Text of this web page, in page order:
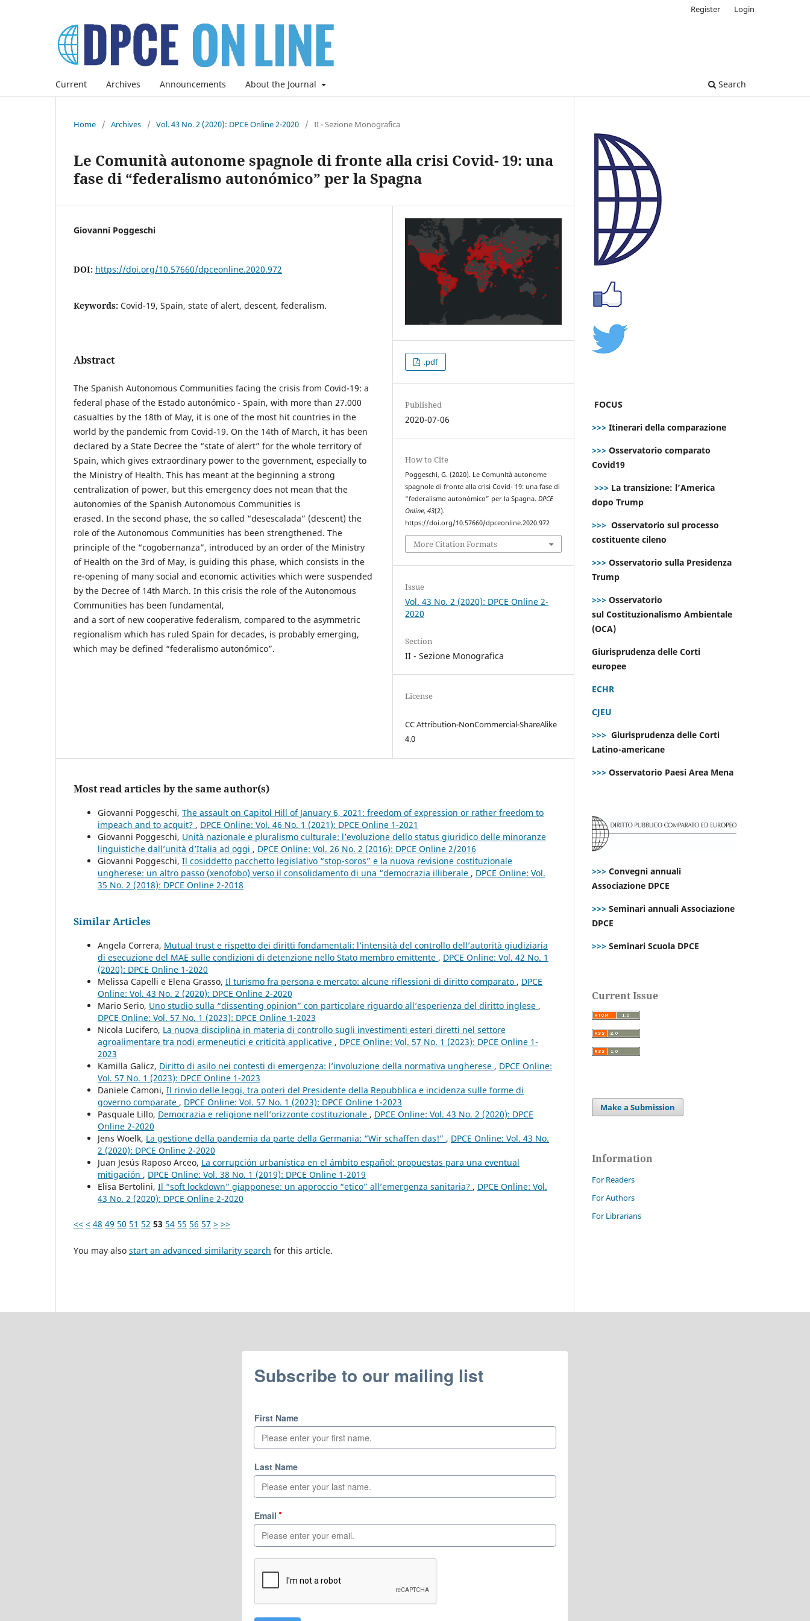
Current Archives Announcements About the Journal Search
Register Login
Home / Archives / Vol. 43 No. 2 (2020): DPCE Online 2-2020 / II - Sezione Monografica
Le Comunità autonome spagnole di fronte alla crisi Covid- 19: una
fase di “federalismo autonómico” per la Spagna
Giovanni Poggeschi
DOI: https://doi.org/10.57660/dpceonline.2020.972
Keywords: Covid-19, Spain, state of alert, descent, federalism.
Abstract
The Spanish Autonomous Communities facing the crisis from Covid-19: a
federal phase of the Estado autonómico - Spain, with more than 27.000
casualties by the 18th of May, it is one of the most hit countries in the
world by the pandemic from Covid-19. On the 14th of March, it has been
declared by a State Decree the “state of alert” for the whole territory of
Spain, which gives extraordinary power to the government, especially to
the Ministry of Health. This has meant at the beginning a strong
centralization of power, but this emergency does not mean that the
autonomies of the Spanish Autonomous Communities is
erased. In the second phase, the so called “desescalada” (descent) the
role of the Autonomous Communities has been strengthened. The
principle of the “cogobernanza”, introduced by an order of the Ministry
of Health on the 3rd of May, is guiding this phase, which consists in the
re-opening of many social and economic activities which were suspended
by the Decree of 14th March. In this crisis the role of the Autonomous
Communities has been fundamental,
and a sort of new cooperative federalism, compared to the asymmetric
regionalism which has ruled Spain for decades, is probably emerging,
which may be defined “federalismo autonómico”.
.pdf
Published
2020-07-06
How to Cite
Poggeschi, G. (2020). Le Comunità autonome
spagnole di fronte alla crisi Covid- 19: una fase di
“federalismo autonómico” per la Spagna.DPCE
Online,43(2).
https://doi.org/10.57660/dpceonline.2020.972
More Citation Formats
Issue
Vol. 43 No. 2 (2020): DPCE Online 2-
2020
Section
II - Sezione Monografica
License
CC Attribution-NonCommercial-ShareAlike
4.0
Most read articles by the same author(s)
Giovanni Poggeschi, The assault on Capitol Hill of January 6, 2021: freedom of expression or rather freedom to
impeach and to acquit? , DPCE Online: Vol. 46 No. 1 (2021): DPCE Online 1-2021
Giovanni Poggeschi, Unità nazionale e pluralismo culturale: l’evoluzione dello status giuridico delle minoranze
linguistiche dall’unità d’Italia ad oggi , DPCE Online: Vol. 26 No. 2 (2016): DPCE Online 2/2016
Giovanni Poggeschi, Il cosiddetto pacchetto legislativo “stop-soros” e la nuova revisione costituzionale
ungherese: un altro passo (xenofobo) verso il consolidamento di una “democrazia illiberale , DPCE Online: Vol.
35 No. 2 (2018): DPCE Online 2-2018
Similar Articles
Angela Correra, Mutual trust e rispetto dei diritti fondamentali: l’intensità del controllo dell’autorità giudiziaria
di esecuzione del MAE sulle condizioni di detenzione nello Stato membro emittente , DPCE Online: Vol. 42 No. 1
(2020): DPCE Online 1-2020
Melissa Capelli e Elena Grasso, Il turismo fra persona e mercato: alcune riflessioni di diritto comparato , DPCE
Online: Vol. 43 No. 2 (2020): DPCE Online 2-2020
Mario Serio, Uno studio sulla “dissenting opinion” con particolare riguardo all’esperienza del diritto inglese ,
DPCE Online: Vol. 57 No. 1 (2023): DPCE Online 1-2023
Nicola Lucifero, La nuova disciplina in materia di controllo sugli investimenti esteri diretti nel settore
agroalimentare tra nodi ermeneutici e criticità applicative , DPCE Online: Vol. 57 No. 1 (2023): DPCE Online 1-
2023
Kamilla Galicz, Diritto di asilo nei contesti di emergenza: l’involuzione della normativa ungherese , DPCE Online:
Vol. 57 No. 1 (2023): DPCE Online 1-2023
Daniele Camoni, Il rinvio delle leggi, tra poteri del Presidente della Repubblica e incidenza sulle forme di
governo comparate , DPCE Online: Vol. 57 No. 1 (2023): DPCE Online 1-2023
Pasquale Lillo, Democrazia e religione nell’orizzonte costituzionale , DPCE Online: Vol. 43 No. 2 (2020): DPCE
Online 2-2020
Jens Woelk, La gestione della pandemia da parte della Germania: “Wir schaffen das!” , DPCE Online: Vol. 43 No.
2 (2020): DPCE Online 2-2020
Juan Jesús Raposo Arceo, La corrupción urbanística en el ámbito español: propuestas para una eventual
mitigación , DPCE Online: Vol. 38 No. 1 (2019): DPCE Online 1-2019
Elisa Bertolini, Il “soft lockdown” giapponese: un approccio “etico” all’emergenza sanitaria? , DPCE Online: Vol.
43 No. 2 (2020): DPCE Online 2-2020
<< < 48 49 50 51 52 53 54 55 56 57 > >>
You may also start an advanced similarity search for this article.
FOCUS
>>> Itinerari della comparazione
>>> Osservatorio comparato
Covid19
>>> La transizione: l’America
dopo Trump
>>> Osservatorio sul processo
costituente cileno
>>> Osservatorio sulla Presidenza
Trump
>>> Osservatorio
sul Costituzionalismo Ambientale
(OCA)
Giurisprudenza delle Corti
europee
ECHR
CJEU
>>> Giurisprudenza delle Corti
Latino-americane
>>> Osservatorio Paesi Area Mena
>>> Convegni annuali
Associazione DPCE
>>> Seminari annuali Associazione
DPCE
>>> Seminari Scuola DPCE
Current Issue
Make a Submission
Information
For Readers
For Authors
For Librarians